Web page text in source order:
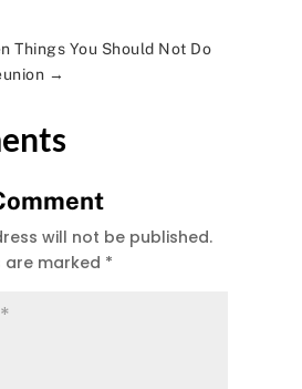
Things You Should Not Do
→
will not be published.
are marked *